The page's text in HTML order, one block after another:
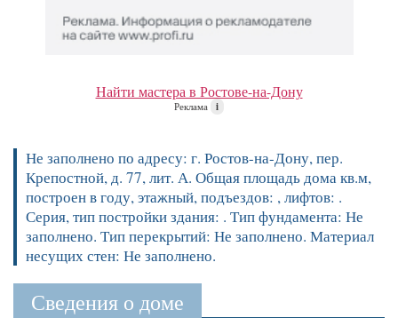
Найти мастера в Ростове-на-Дону
Реклама i
Не заполнено по адресу: г. Ростов-на-Дону, пер.
Крепостной, д. 77, лит. А. Общая площадь дома кв.м,
построен в году, этажный, подъездов: , лифтов: .
Серия, тип постройки здания: . Тип фундамента: Не
заполнено. Тип перекрытий: Не заполнено. Материал
несущих стен: Не заполнено.
Сведения о доме